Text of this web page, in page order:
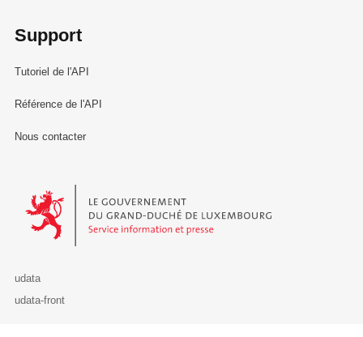
Support
Tutoriel de l'API
Référence de l'API
Nous contacter
Le Gouvernement du Grand-Duché de Luxembourg - Service
udata
udata-front